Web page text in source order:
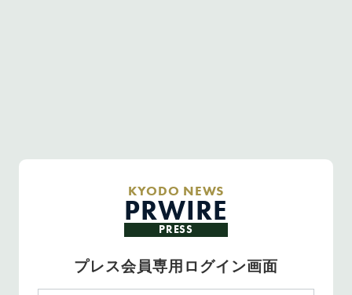
KYODO NEWS
PRWIRE
PRESS
プレス会員専用ログイン画面